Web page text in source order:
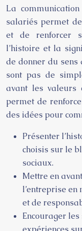
La
salariés permet
et de renforcer
l’histoire et la
de donner du sens
sont pas de
avant les valeurs
permet de
des idées pour
Présenter
choisis sur le
sociaux.
Mettre en
l’entreprise
et de
Encourager